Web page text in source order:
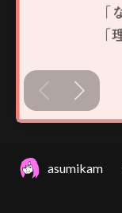
asumikam